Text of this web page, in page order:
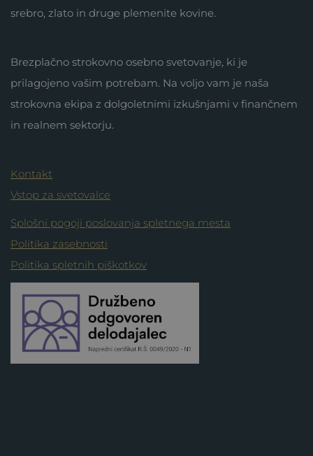
srebro, zlato in druge plemenite kovine.
Brezplačno strokovno osebno svetovanje, ki je
prilagojeno vašim potrebam. Na voljo vam je naša
strokovna ekipa z dolgoletnimi izkušnjami v finančnem
in realnem sektorju.
Kontakt
Vstop za svetovalce
Splošni pogoji poslovanja spletnega mesta
Politika zasebnosti
Politika spletnih piškotkov